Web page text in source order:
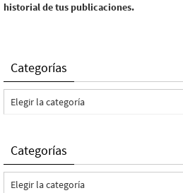
historial de tus publicaciones.
Categorías
Categorías
Categorías
Categorías